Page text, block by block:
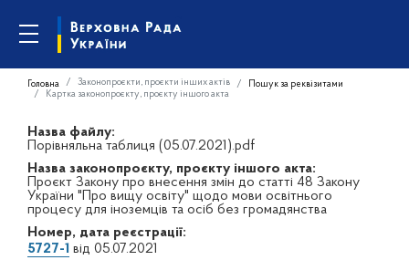
Головна Законопроєкти, проєкти інших актів
Пошук за реквізитами
Картка законопроєкту, проєкту іншого акта
Назва файлу:
Порівняльна таблиця (05.07.2021).pdf
Назва законопроєкту, проєкту іншого акта:
Проєкт Закону про внесення змін до статті 48 Закону
України "Про вищу освіту" щодо мови освітнього
процесу для іноземців та осіб без громадянства
Номер, дата реєстрації:
5727-1 від 05.07.2021